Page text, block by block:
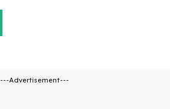
---Advertisement---